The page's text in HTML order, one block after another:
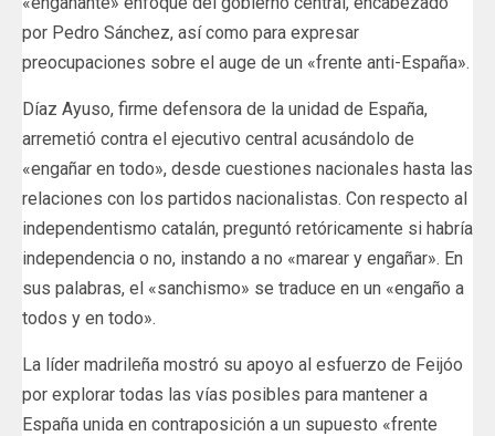
por Pedro Sánchez, así como para expresar
preocupaciones sobre el auge de un «frente anti-España».
Díaz Ayuso, firme defensora de la unidad de España,
arremetió contra el ejecutivo central acusándolo de
«engañar en todo», desde cuestiones nacionales hasta las
relaciones con los partidos nacionalistas. Con respecto al
independentismo catalán, preguntó retóricamente si habría
independencia o no, instando a no «marear y engañar». En
sus palabras, el «sanchismo» se traduce en un «engaño a
todos y en todo».
La líder madrileña mostró su apoyo al esfuerzo de Feijóo
por explorar todas las vías posibles para mantener a
España unida en contraposición a un supuesto «frente